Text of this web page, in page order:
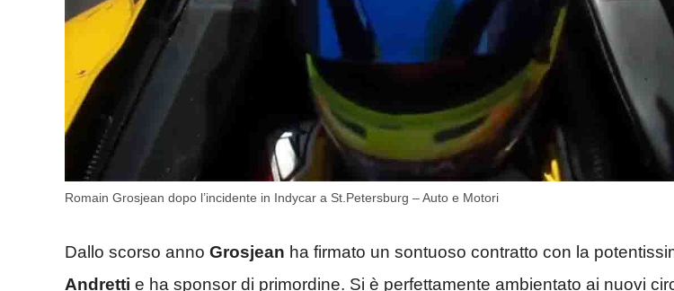
Romain Grosjean dopo l’incidente in Indycar a St.Petersburg – Auto e Motori
Dallo scorso anno Grosjean ha firmato un sontuoso contratto con la
Andretti e ha sponsor di primordine. Si è perfettamente ambientato ai nuovi